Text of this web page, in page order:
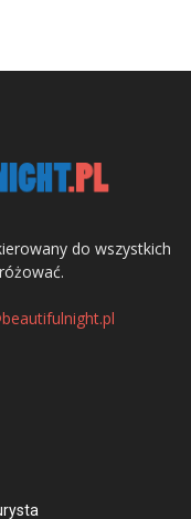
do wszystkich